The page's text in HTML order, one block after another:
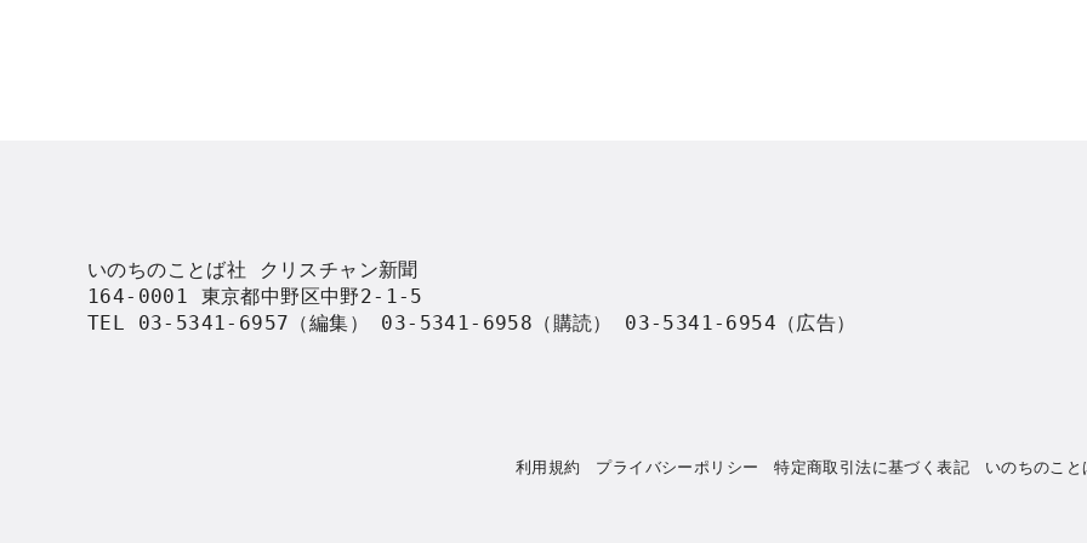
いのちのことば社 クリスチャン新聞
164-0001 東京都中野区中野2-1-5
TEL 03-5341-6957（編集） 03-5341-6958（購読） 03-5341-6954（広告）
利用規約 プライバシーポリシー 特定商取引法に基づく表記 いのちのこと